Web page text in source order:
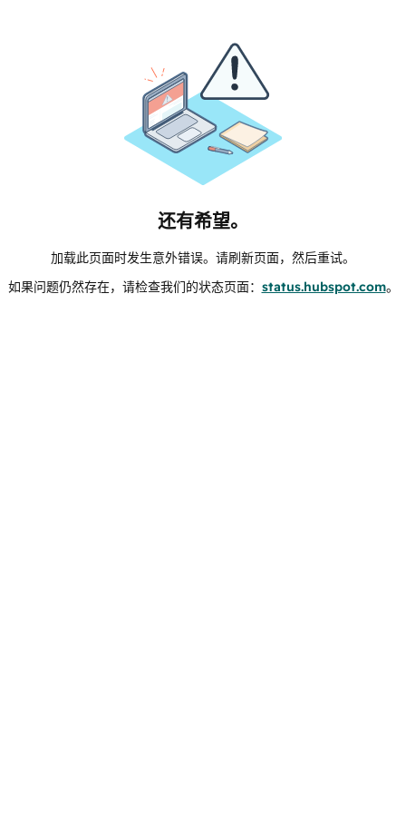
还有希望。
加载此页面时发生意外错误。请刷新页面，然后重试。
如果问题仍然存在，请检查我们的状态页面： status.hubspot.com。